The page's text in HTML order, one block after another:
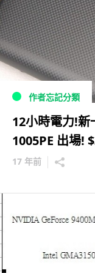
作者忘記分類
12小時電力!新
1005PE 出場!
17 年前